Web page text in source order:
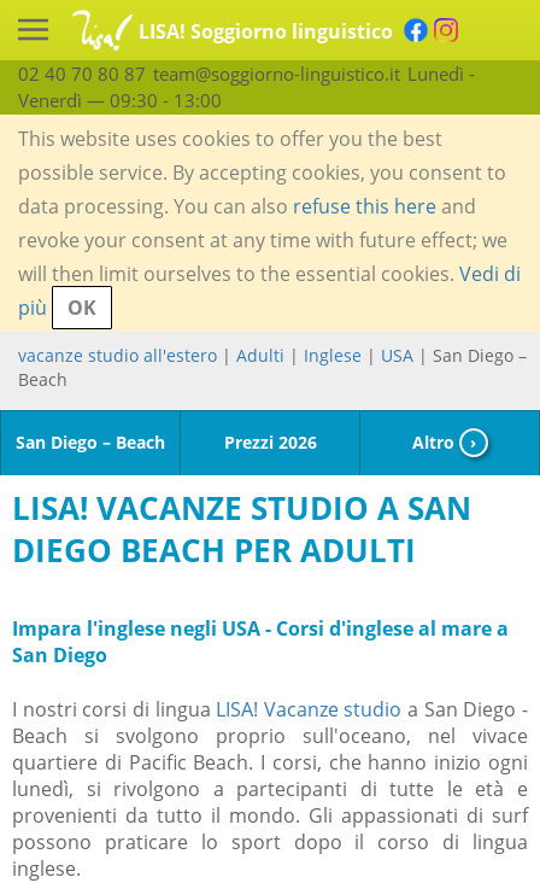
LISA! Soggiorno linguistico
02 40 70 80 87 team@soggiorno-linguistico.it Lunedì -
Venerdì — 09:30 - 13:00
This website uses cookies to offer you the best
possible service. By accepting cookies, you consent to
data processing. You can also refuse this hereand
revoke your consent at any time with future effect; we
will then limit ourselves to the essential cookies. Vedi di
più
OK
vacanze studio all'estero | Adulti | Inglese | USA | San Diego –
Beach
San Diego – Beach Prezzi 2026 Altro ›
LISA! VACANZE STUDIO A SAN
DIEGO BEACH PER ADULTI
Impara l'inglese negli USA - Corsi d'inglese al mare a
San Diego
I nostri corsi di lingua LISA! Vacanze studio a San Diego -
Beach si svolgono proprio sull'oceano, nel vivace
quartiere di Pacific Beach. I corsi, che hanno inizio ogni
lunedì, si rivolgono a partecipanti di tutte le età e
provenienti da tutto il mondo. Gli appassionati di surf
possono praticare lo sport dopo il corso di lingua
inglese.